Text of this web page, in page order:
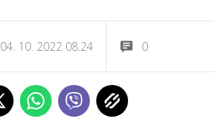
04. 10. 2022 08.24 0